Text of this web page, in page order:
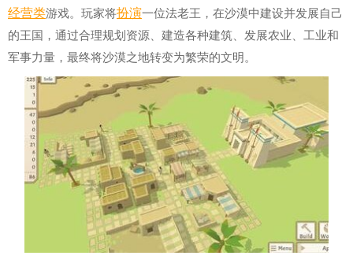
经营类游戏。玩家将扮演一位法老王，在沙漠中建设并发展自己
的王国，通过合理规划资源、建造各种建筑、发展农业、工业和
军事力量，最终将沙漠之地转变为繁荣的文明。